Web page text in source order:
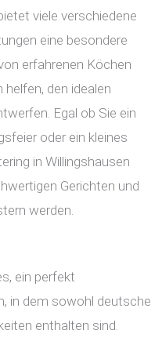
viele verschiedene
eine besondere
erfahrenen Köchen
den idealen
Egal ob Sie ein
oder ein kleines
in Willingshausen
Gerichten und
werden.
ein perfekt
in dem sowohl deutsche
enthalten sind.